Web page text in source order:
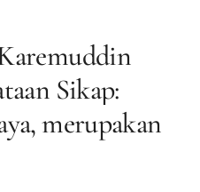
Sikap:
merupakan